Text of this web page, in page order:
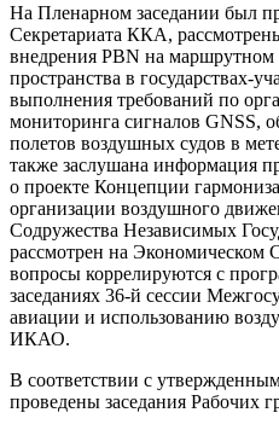
На Пленарном заседании был
Секретариата ККА,
внедрения PBN на маршрутном
пространства в государствах-
выполнения требований по
мониторинга сигналов GNSS,
полетов воздушных судов в
также заслушана информация
о проекте Концепции
организации воздушного
Содружества Независимых
рассмотрен на Экономическом
вопросы коррелируются с
заседаниях 36-й сессии
авиации и использованию
ИКАО.
В соответствии с
проведены заседания Рабочих